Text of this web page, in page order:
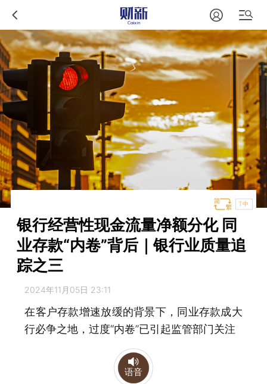
T中
银行经营性现金流量净额分化 同
业存款“内卷”背后｜银行业质量追
踪之三
2024年11月05日 23:11
在客户存款增速放缓的背景下，同业存款成大
行必争之地，过度“内卷”已引起监管部门关注
语音